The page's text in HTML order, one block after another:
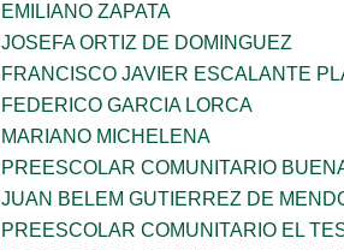
EMILIANO ZAPATA
JOSEFA ORTIZ DE DOMINGUEZ
FRANCISCO JAVIER ESCALANTE
FEDERICO GARCIA LORCA
MARIANO MICHELENA
PREESCOLAR COMUNITARIO
JUAN BELEM GUTIERREZ DE
PREESCOLAR COMUNITARIO EL